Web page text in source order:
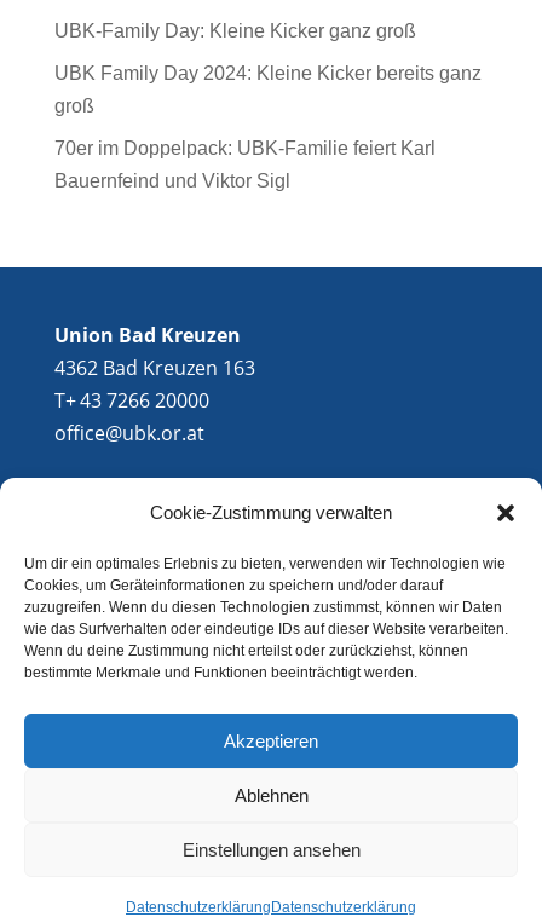
Cookie-Zustimmung verwalten
Um dir ein optimales Erlebnis zu bieten, verwenden wir Technologien wie
Cookies, um Geräteinformationen zu speichern und/oder darauf
zuzugreifen. Wenn du diesen Technologien zustimmst, können wir Daten
wie das Surfverhalten oder eindeutige IDs auf dieser Website verarbeiten.
Wenn du deine Zustimmung nicht erteilst oder zurückziehst, können
bestimmte Merkmale und Funktionen beeinträchtigt werden.
Akzeptieren
Ablehnen
Einstellungen ansehen
Datenschutzerklärung Datenschutzerklärung
UBK-Family Day: Kleine Kicker ganz groß
UBK Family Day 2024: Kleine Kicker bereits ganz
groß
70er im Doppelpack: UBK-Familie feiert Karl
Bauernfeind und Viktor Sigl
Union Bad Kreuzen
4362 Bad Kreuzen 163
T+ 43 7266 20000
office@ubk.or.at
Datenschutzerklärung